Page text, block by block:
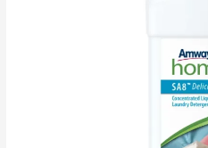
audiniams